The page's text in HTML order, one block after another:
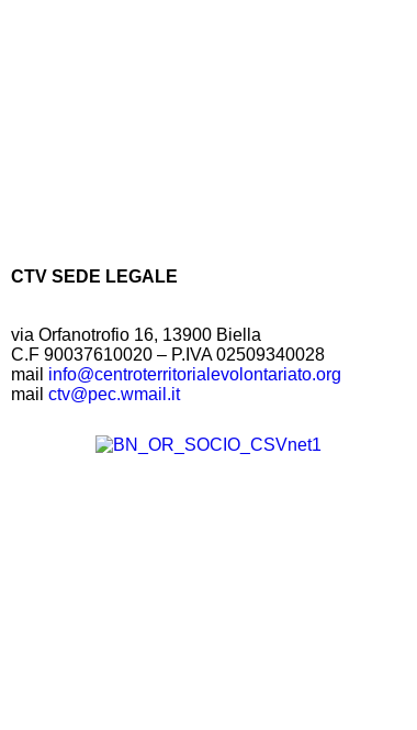
CTV SEDE LEGALE
via Orfanotrofio 16, 13900 Biella
C.F 90037610020 – P.IVA 02509340028
mail info@centroterritorialevolontariato.org
mail ctv@pec.wmail.it